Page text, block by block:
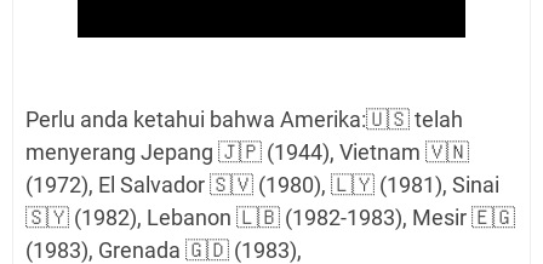
Perlu anda ketahui bahwa Amerika:🇺🇸 telah
menyerang Jepang 🇯🇵 (1944), Vietnam 🇻🇳
(1972), El Salvador 🇸🇻 (1980), 🇱🇾 (1981), Sinai
🇸🇾 (1982), Lebanon 🇱🇧 (1982-1983), Mesir 🇪🇬
(1983), Grenada 🇬🇩 (1983),